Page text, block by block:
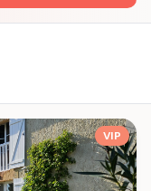
VIP